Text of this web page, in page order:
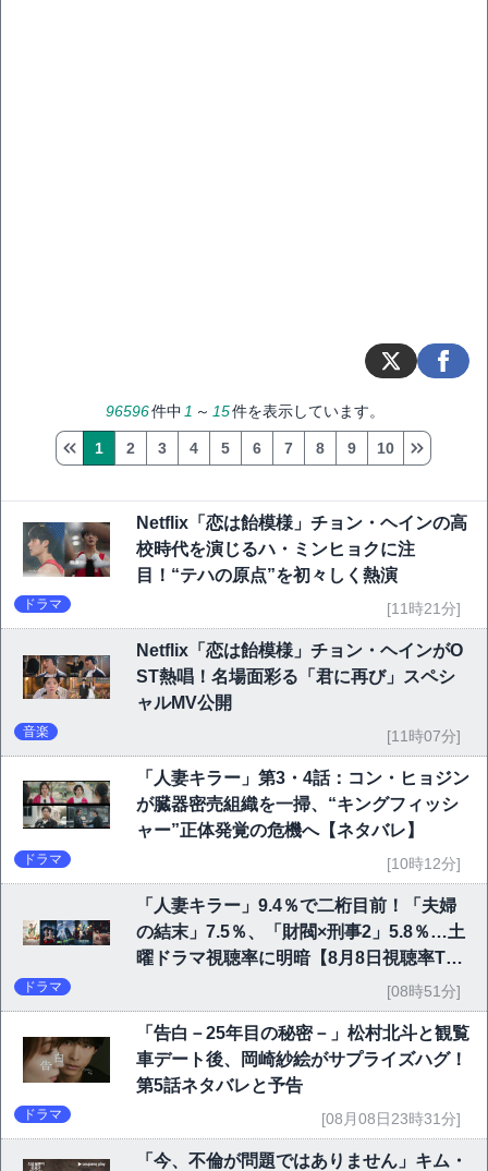
96596件中 1 ～ 15件を表示しています。
1 2 3 4 5 6 7 8 9 10
Netflix「恋は飴模様」チョン・ヘインの高
校時代を演じるハ・ミンヒョクに注
目！“テハの原点”を初々しく熱演
ドラマ [11時21分]
Netflix「恋は飴模様」チョン・ヘインがO
ST熱唱！名場面彩る「君に再び」スペシ
ャルMV公開
音楽 [11時07分]
「人妻キラー」第3・4話：コン・ヒョジン
が臓器密売組織を一掃、“キングフィッシ
ャー”正体発覚の危機へ【ネタバレ】
ドラマ [10時12分]
「人妻キラー」9.4％で二桁目前！「夫婦
の結末」7.5％、「財閥×刑事2」5.8％…土
曜ドラマ視聴率に明暗【8月8日視聴率TO
ドラマ [08時51分]
「告白－25年目の秘密－」松村北斗と観覧
車デート後、岡崎紗絵がサプライズハグ！
第5話ネタバレと予告
ドラマ [08月08日23時31分]
「今、不倫が問題ではありません」キム・